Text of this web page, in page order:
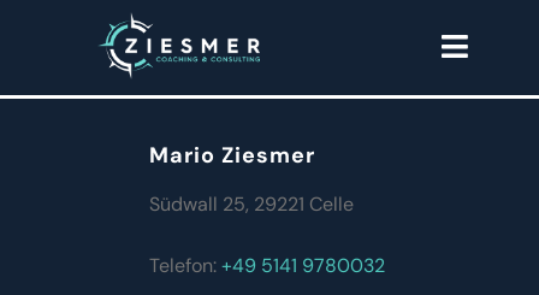
springen
Toggle
Mario Ziesmer
Südwall 25, 29221 Celle
Telefon:+49 5141 9780032